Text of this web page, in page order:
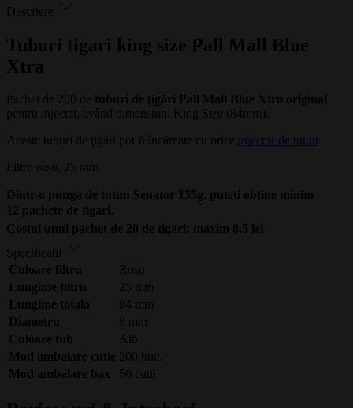
Descriere
Tuburi tigari king size Pall Mall Blue
Xtra
Pachet de 200 de tuburi de ţigări Pall Mall Blue Xtra original
pentru injectat, având dimensiuni King Size (84mm).
Aceste tuburi de ţigări pot fi încărcate cu orice injector de tutun
Filtru rosu, 25 mm
Dintr-o punga de tutun Senator 135g, puteti obtine minim
12 pachete de tigari.
Costul unui pachet de 20 de tigari: maxim 8,5 lei
Specificații
Culoare filtru
Rosu
Lungime filtru
25 mm
Lungime totala
84 mm
Diametru
8 mm
Culoare tub
Alb
Mod ambalare cutie 200 buc.
Mod ambalare bax
50 cutii